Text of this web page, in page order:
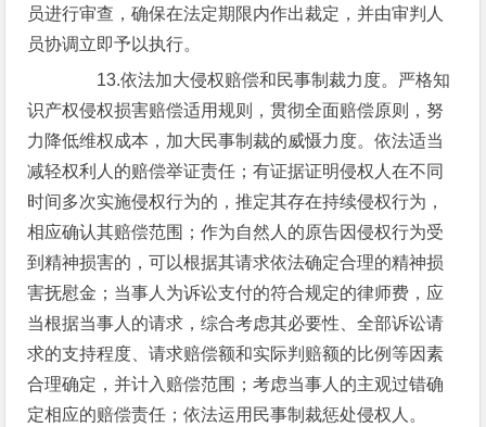
员进行审查，确保在法定期限内作出裁定，并由审判人
员协调立即予以执行。
13.依法加大侵权赔偿和民事制裁力度。严格知
识产权侵权损害赔偿适用规则，贯彻全面赔偿原则，努
力降低维权成本，加大民事制裁的威慑力度。依法适当
减轻权利人的赔偿举证责任；有证据证明侵权人在不同
时间多次实施侵权行为的，推定其存在持续侵权行为，
相应确认其赔偿范围；作为自然人的原告因侵权行为受
到精神损害的，可以根据其请求依法确定合理的精神损
害抚慰金；当事人为诉讼支付的符合规定的律师费，应
当根据当事人的请求，综合考虑其必要性、全部诉讼请
求的支持程度、请求赔偿额和实际判赔额的比例等因素
合理确定，并计入赔偿范围；考虑当事人的主观过错确
定相应的赔偿责任；依法运用民事制裁惩处侵权人。